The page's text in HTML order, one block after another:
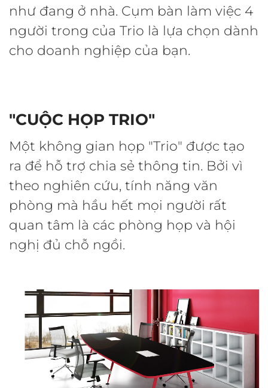
như đang ở nhà. Cụm bàn làm việc 4
người trong của Trio là lựa chọn dành
cho doanh nghiệp của bạn.
"CUỘC HỌP TRIO"
Một không gian họp "Trio" được tạo
ra để hỗ trợ chia sẻ thông tin. Bởi vì
theo nghiên cứu, tính năng văn
phòng mà hầu hết mọi người rất
quan tâm là các phòng họp và hội
nghị đủ chỗ ngồi.